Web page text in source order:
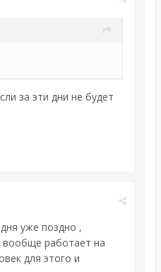
за эти дни не будет
уже поздно ,
вообще работает на
для этого и